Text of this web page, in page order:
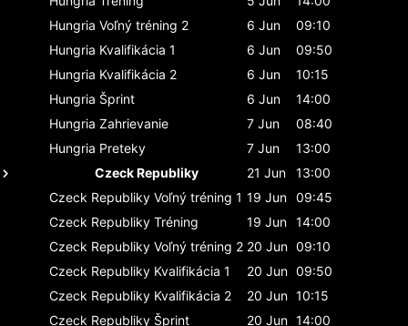
Hungria Voľný tréning 2 6 Jun
09:10
Hungria Kvalifikácia 1 6 Jun
09:50
Hungria Kvalifikácia 2 6 Jun
10:15
Hungria Šprint 6 Jun
14:00
Hungria Zahrievanie 7 Jun
08:40
Hungria Preteky 7 Jun
13:00
Czeck Republiky
21 Jun
13:00
Czeck Republiky Voľný tréning 1 19 Jun 09:45
Czeck Republiky Tréning 19 Jun 14:00
Czeck Republiky Voľný tréning 2 20 Jun 09:10
Czeck Republiky Kvalifikácia 1 20 Jun 09:50
Czeck Republiky Kvalifikácia 2 20 Jun 10:15
Czeck Republiky Šprint 20 Jun 14:00